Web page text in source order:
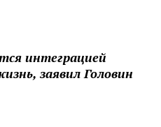
интеграцией
заявил Головин